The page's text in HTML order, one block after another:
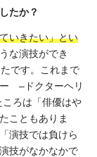
たか？
いきたい」とい
な演技ができ
です。これまで
–ドクターヘリ
ろは「俳優はや
こともありま
演技では負けら
技がなかなかで